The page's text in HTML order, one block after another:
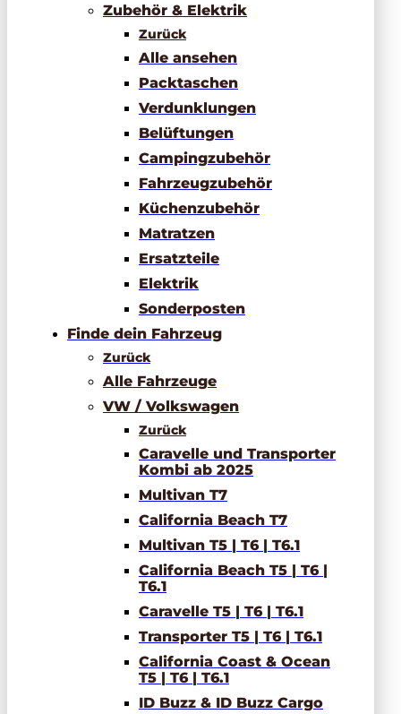
Zubehör & Elektrik
Zurück
Alle ansehen
Packtaschen
Verdunklungen
Belüftungen
Campingzubehör
Fahrzeugzubehör
Küchenzubehör
Matratzen
Ersatzteile
Elektrik
Sonderposten
Finde dein Fahrzeug
Zurück
Alle Fahrzeuge
VW / Volkswagen
Zurück
Caravelle und Transporter
Kombi ab 2025
Multivan T7
California Beach T7
Multivan T5 | T6 | T6.1
California Beach T5 | T6 |
T6.1
Caravelle T5 | T6 | T6.1
Transporter T5 | T6 | T6.1
California Coast & Ocean
T5 | T6 | T6.1
ID Buzz & ID Buzz Cargo